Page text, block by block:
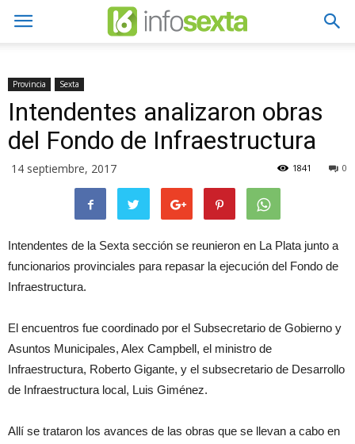
Provincia Sexta
Intendentes analizaron obras
del Fondo de Infraestructura
14 septiembre, 2017 0
1841
Intendentes de la Sexta sección se reunieron en La Plata junto a
funcionarios provinciales para repasar la ejecución del Fondo de
Infraestructura.
El encuentros fue coordinado por el Subsecretario de Gobierno y
Asuntos Municipales, Alex Campbell, el ministro de
Infraestructura, Roberto Gigante, y el subsecretario de Desarrollo
de Infraestructura local, Luis Giménez.
Allí se trataron los avances de las obras que se llevan a cabo en